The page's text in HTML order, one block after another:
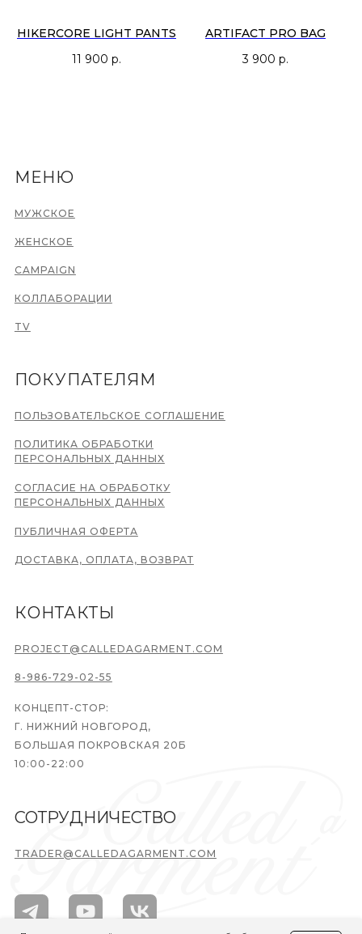
HIKERCORE LIGHT PANTS
11 900 р.
ARTIFACT PRO BAG
3 900 р.
МУЖСКОЕ
ЖЕНСКОЕ
CAMPAIGN
КОЛЛАБОРАЦИИ
ПУБЛИЧНАЯ ОФЕРТА
СОГЛАСИЕ НА ОБРАБОТКУ
ПЕРСОНАЛЬНЫХ ДАННЫХ
ПОЛИТИКА ОБРАБОТКИ
ПЕРСОНАЛЬНЫХ ДАННЫХ
ПОЛЬЗОВАТЕЛЬСКОЕ СОГЛАШЕНИЕ
ДОСТАВКА, ОПЛАТА, ВОЗВРАТ
8-986-729-02-55
PROJECT@CALLEDAGARMENT.COM
МЕНЮ
ПОКУПАТЕЛЯМ
КОНТАКТЫ
TV
СОТРУДНИЧЕСТВО
TRADER@CALLEDAGARMENT.COM
КОНЦЕПТ-СТОР:
Г. НИЖНИЙ НОВГОРОД,
БОЛЬШАЯ ПОКРОВСКАЯ 20Б
10:00-22:00